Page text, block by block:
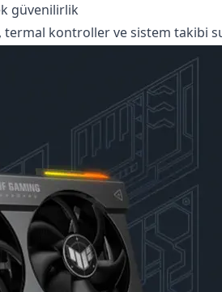
güvenilirlik
termal kontroller ve sistem takibi